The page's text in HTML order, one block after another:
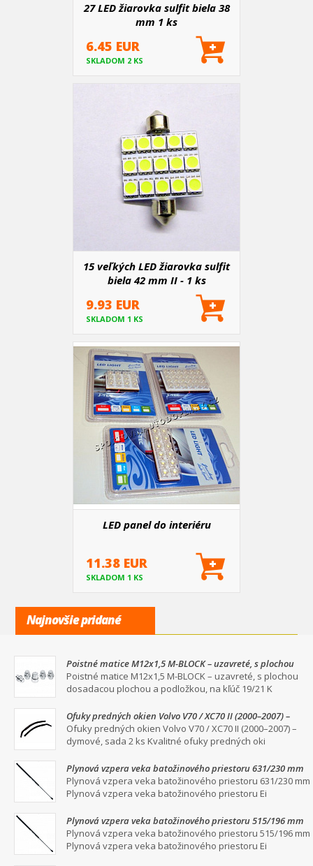
27 LED žiarovka sulfit biela 38
mm 1 ks
6.45 EUR
SKLADOM 2 KS
15 veľkých LED žiarovka sulfit
biela 42 mm II - 1 ks
9.93 EUR
SKLADOM 1 KS
LED panel do interiéru
11.38 EUR
SKLADOM 1 KS
Najnovšie pridané
Poistné matice M12x1,5 M-BLOCK – uzavreté, s plochou
dosadacou plochou a podložkou, na kľúč 19/21
Poistné matice M12x1,5 M-BLOCK – uzavreté, s plochou
dosadacou plochou a podložkou, na kľúč 19/21 K
Ofuky predných okien Volvo V70 / XC70 II (2000–2007) –
dymové, sada 2 ks
Ofuky predných okien Volvo V70 / XC70 II (2000–2007) –
dymové, sada 2 ks Kvalitné ofuky predných oki
Plynová vzpera veka batožinového priestoru 631/230 mm
Plynová vzpera veka batožinového priestoru 631/230 mm
Plynová vzpera veka batožinového priestoru Ei
Plynová vzpera veka batožinového priestoru 515/196 mm
Plynová vzpera veka batožinového priestoru 515/196 mm
Plynová vzpera veka batožinového priestoru Ei